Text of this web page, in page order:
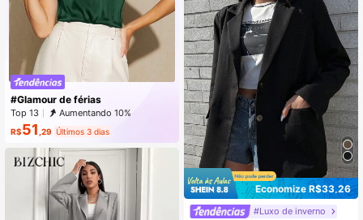
#Glamour de férias
Top 13 Aumentando 10%
R$51 ,29 Últimos 3 dias
Economize R$33,26
#Luxo de inverno